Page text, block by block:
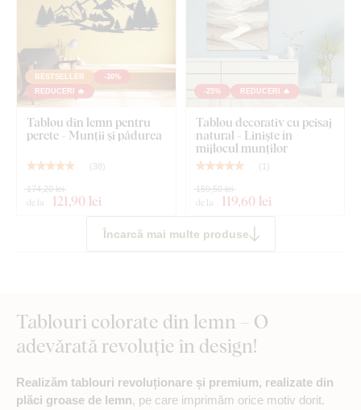
BESTSELLER
-30%
REDUCERI 🔥
Tablou din lemn pentru
perete - Munții și pădurea
( 38 )
de la 121,90 lei
174,20 lei
-25% REDUCERI 🔥
Tablou decorativ cu peisaj
natural - Liniște în
mijlocul munților
( 1 )
de la 119,60 lei
159,50 lei
Încarcă mai multe produse
Tablouri colorate din lemn – O
adevărată revoluție în design!
Realizăm tablouri revoluționare și premium, realizate din
plăci groase de lemn, pe care imprimăm orice motiv dorit.